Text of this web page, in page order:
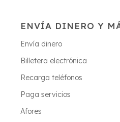
ENVÍA DINERO Y
Envía dinero
Billetera electrónica
Recarga teléfonos
Paga servicios
Afores